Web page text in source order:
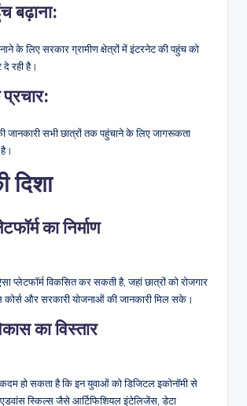
बढ़ाना:
के लिए सरकार ग्रामीण क्षेत्रों में इंटरनेट की पहुंच को
रही है।
जानकारी सभी छात्रों तक पहुंचाने के लिए जागरूकता
दिशा
का निर्माण
प्लेटफॉर्म विकसित कर सकती है, जहां छात्रों को रोजगार
और सरकारी योजनाओं की जानकारी मिल सके।
का विस्तार
हो सकता है कि इन युवाओं को डिजिटल इकोनॉमी से
स्किल्स जैसे आर्टिफिशियल इंटेलिजेंस, डेटा